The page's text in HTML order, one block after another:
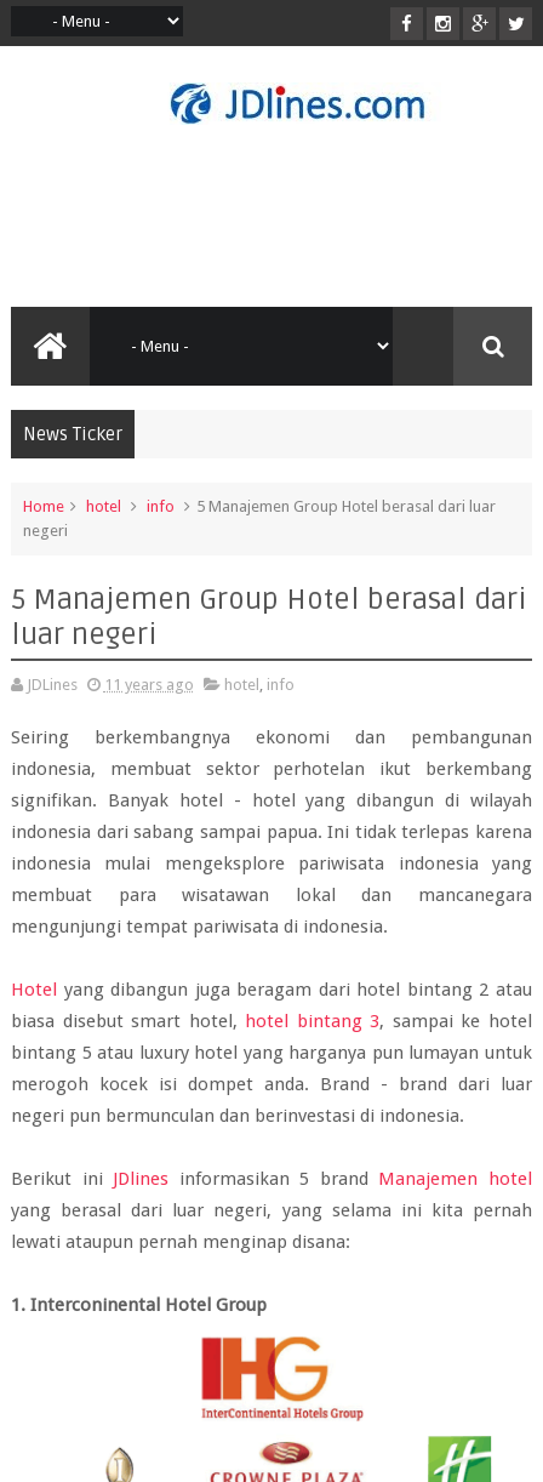
News Ticker
Home hotel info
5 Manajemen Group Hotel berasal dari luar
negeri
5 Manajemen Group Hotel berasal dari
luar negeri
JDLines 11 years ago hotel , info
Seiring berkembangnya ekonomi dan pembangunan
indonesia, membuat sektor perhotelan ikut berkembang
signifikan. Banyak hotel - hotel yang dibangun di wilayah
indonesia dari sabang sampai papua. Ini tidak terlepas karena
indonesia mulai mengeksplore pariwisata indonesia yang
membuat para wisatawan lokal dan mancanegara
mengunjungi tempat pariwisata di indonesia.
Hotel yang dibangun juga beragam dari hotel bintang 2 atau
biasa disebut smart hotel, hotel bintang 3, sampai ke hotel
bintang 5 atau luxury hotel yang harganya pun lumayan untuk
merogoh kocek isi dompet anda. Brand - brand dari luar
negeri pun bermunculan dan berinvestasi di indonesia.
Berikut ini JDlines informasikan 5 brand Manajemen hotel
yang berasal dari luar negeri, yang selama ini kita pernah
lewati ataupun pernah menginap disana:
1. Interconinental Hotel Group